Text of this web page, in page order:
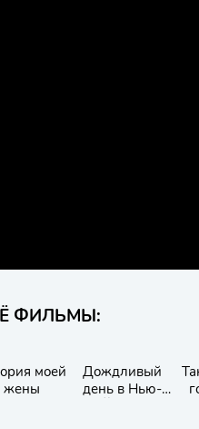
ФИЛЬМЫ:
моей
жены
Дождливый
день в Нью-